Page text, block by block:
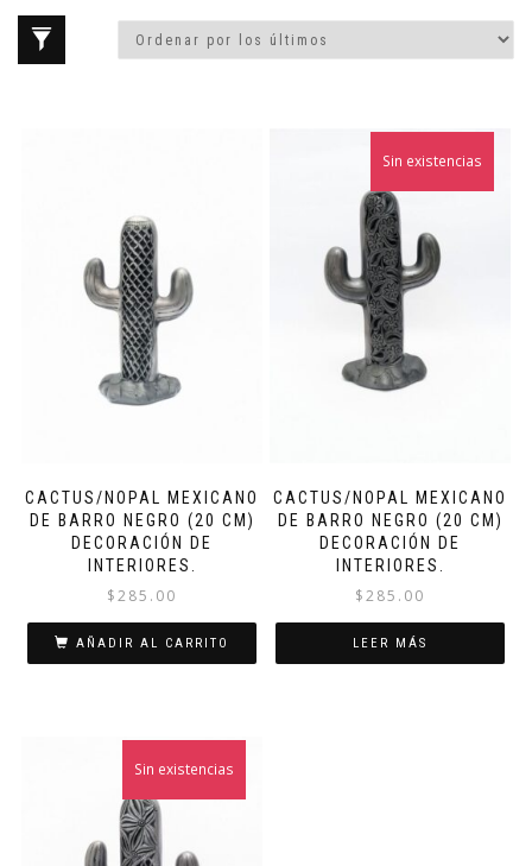
CACTUS/NOPAL MEXICANO
DE BARRO NEGRO (20 CM)
DECORACIÓN DE
INTERIORES.
$285.00
AÑADIR AL CARRITO
CACTUS/NOPAL MEXICANO
DE BARRO NEGRO (20 CM)
DECORACIÓN DE
INTERIORES.
$285.00
Sin existencias
LEER MÁS
Sin existencias